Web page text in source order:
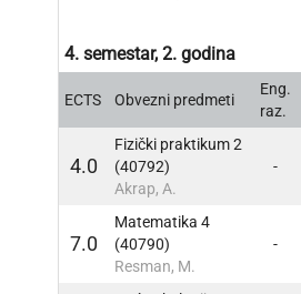
4. semestar, 2. godina
ECTS Obvezni predmeti
Eng.
raz.
4.0
Fizički praktikum 2
(40792)
Akrap, A.
-
7.0
Matematika 4
(40790)
Resman, M.
-